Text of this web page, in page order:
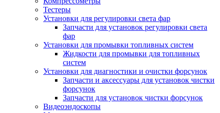
Тестеры
Установки для регулировки света фар
Запчасти для установок регулировки света
фар
Установки для промывки топливных систем
Жидкости для промывки для топливных
систем
Установки для диагностики и очистки форсунок
Запчасти и аксессуары для установок чистки
форсунок
Запчасти для установок чистки форсунок
Видеоэндоскопы